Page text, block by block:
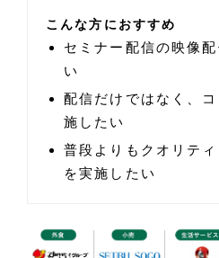
できるをふや
こんな方におすすめ
セミナー配信の映像
い
配信だけではなく、
施したい
普段よりもクオリテ
を実施したい